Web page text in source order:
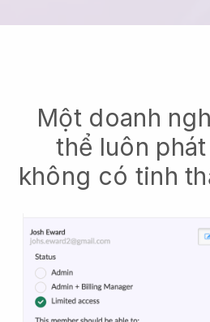
Một doanh
thể luôn
không có tinh